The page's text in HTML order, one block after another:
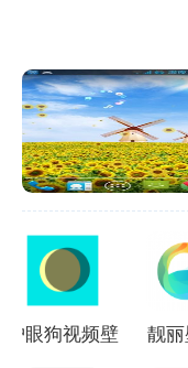
护眼狗视频壁
靓